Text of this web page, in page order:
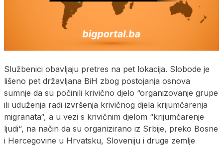
Službenici obavljaju pretres na pet lokacija. Slobode je
lišeno pet državljana BiH zbog postojanja osnova
sumnje da su počinili krivično djelo “organizovanje grupe
ili uduženja radi izvršenja krivičnog djela krijumčarenja
migranata“, a u vezi s krivičnim djelom “krijumčarenje
ljudi“, na način da su organizirano iz Srbije, preko Bosne
i Hercegovine u Hrvatsku, Sloveniju i druge zemlje